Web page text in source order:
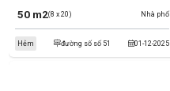
Nhà phố
50 m2(8 x 20)
01-12-2025
Hẻm đường số số 51